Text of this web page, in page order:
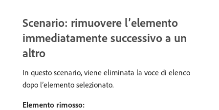
Scenario: rimuovere l’elemento
immediatamente successivo a un
altro
In questo scenario, viene eliminata la voce di elenco
dopo l’elemento selezionato.
Elemento rimosso: